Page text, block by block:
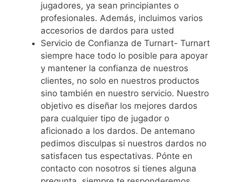
jugadores, ya sean principiantes o
profesionales. Además, incluimos varios
accesorios de dardos para usted
Servicio de Confianza de Turnart- Turnart
siempre hace todo lo posible para apoyar
y mantener la confianza de nuestros
clientes, no solo en nuestros productos
sino también en nuestro servicio. Nuestro
objetivo es diseñar los mejores dardos
para cualquier tipo de jugador o
aficionado a los dardos. De antemano
pedimos disculpas si nuestros dardos no
satisfacen tus espectativas. Pónte en
contacto con nosotros si tienes alguna